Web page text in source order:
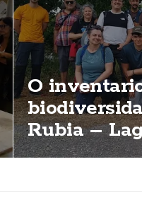
O
Rubia –
supera xa